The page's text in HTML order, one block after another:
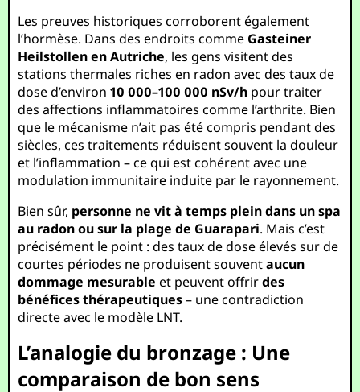
Les preuves historiques corroborent également
l’hormèse. Dans des endroits comme Gasteiner
Heilstollen en Autriche, les gens visitent des
stations thermales riches en radon avec des taux de
dose d’environ10 000–100 000 nSv/h pour traiter
des affections inflammatoires comme l’arthrite. Bien
que le mécanisme n’ait pas été compris pendant des
siècles, ces traitements réduisent souvent la douleur
et l’inflammation – ce qui est cohérent avec une
modulation immunitaire induite par le rayonnement.
Bien sûr, personne ne vit à temps plein dans un spa
au radon ou sur la plage de Guarapari. Mais c’est
précisément le point : des taux de dose élevés sur de
courtes périodes ne produisent souventaucun
dommage mesurable et peuvent offrirdes
bénéfices thérapeutiques– une contradiction
directe avec le modèle LNT.
L’analogie du bronzage : Une
comparaison de bon sens